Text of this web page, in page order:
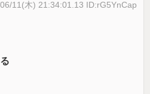
11(木) 21:34:01.13 ID:rG5YnCap